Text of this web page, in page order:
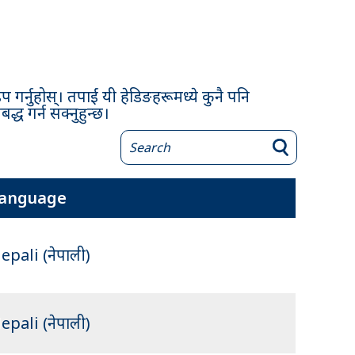
गर्नुहोस्। तपाईं यी हेडिङहरूमध्ये कुनै पनि
गर्न सक्नुहुन्छ।
(नेपाली)
(नेपाली)